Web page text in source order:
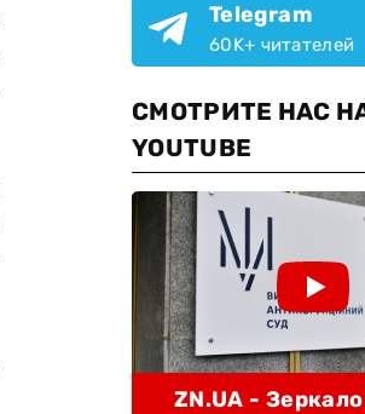
Telegram
60K+ читателей
СМОТРИТЕ НАС
YOUTUBE
ZN.UA -